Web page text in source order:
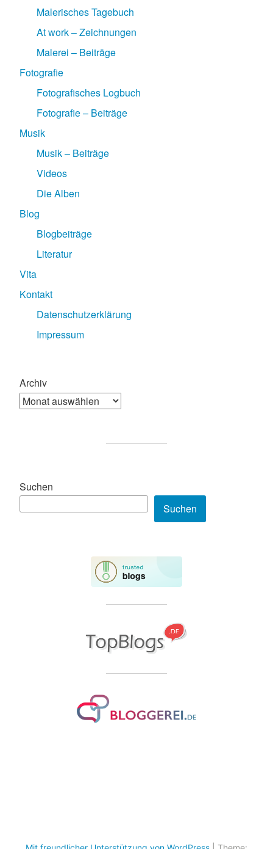
Malerisches Tagebuch
At work – Zeichnungen
Malerei – Beiträge
Fotografie
Fotografisches Logbuch
Fotografie – Beiträge
Musik
Musik – Beiträge
Videos
Die Alben
Blog
Blogbeiträge
Literatur
Vita
Kontakt
Datenschutzerklärung
Impressum
Archiv
Suchen
Suchen